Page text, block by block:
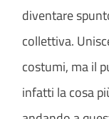
diventare
collettiva.
costumi, ma il
infatti la cosa